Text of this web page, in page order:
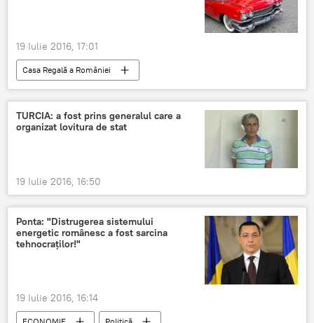
19 Iulie 2016, 17:01
Casa Regală a României
TURCIA: a fost prins generalul care a
organizat lovitura de stat
19 Iulie 2016, 16:50
Ponta: "Distrugerea sistemului
energetic românesc a fost sarcina
tehnocraților!"
19 Iulie 2016, 16:14